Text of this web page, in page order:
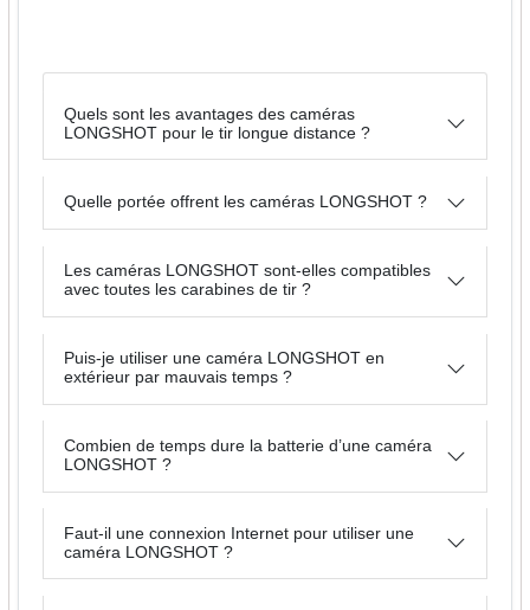
Quels sont les avantages des caméras
LONGSHOT pour le tir longue distance ?
Quelle portée offrent les caméras LONGSHOT ?
Les caméras LONGSHOT sont-elles compatibles
avec toutes les carabines de tir ?
Puis-je utiliser une caméra LONGSHOT en
extérieur par mauvais temps ?
Combien de temps dure la batterie d’une caméra
LONGSHOT ?
Faut-il une connexion Internet pour utiliser une
caméra LONGSHOT ?